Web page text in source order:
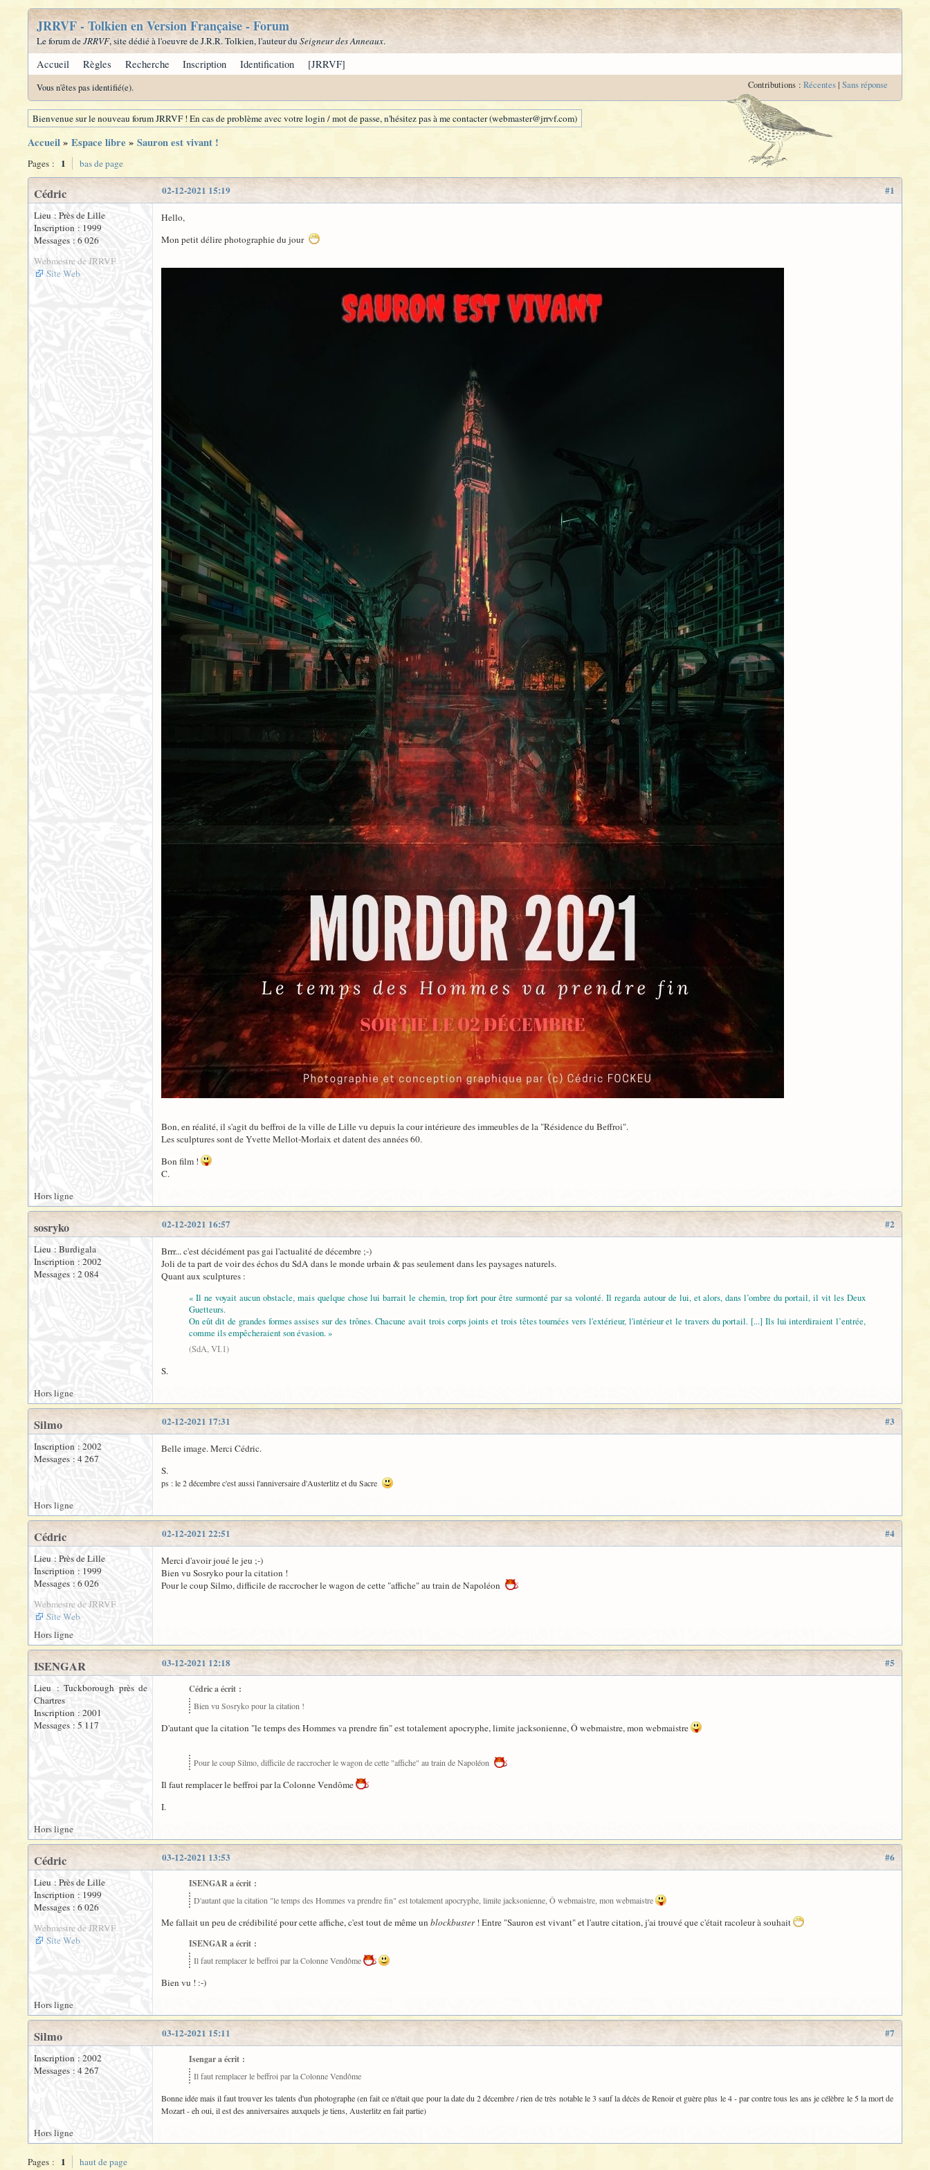
JRRVF - Tolkien en Version Française - Forum
Le forum deJRRVF, site dédié à l'oeuvre de J.R.R. Tolkien, l'auteur du Seigneur des Anneaux.
Accueil Règles Recherche Inscription Identification [JRRVF]
Vous n'êtes pas identifié(e). Contributions : Récentes| Sans réponse
Bienvenue sur le nouveau forum JRRVF ! En cas de problème avec votre login / mot de passe, n'hésitez pas à me contacter (webmaster@jrrvf.com)
Accueil» Espace libre » Sauron est vivant !
Pages : 1 bas de page
#1
02-12-2021 15:19
Cédric
Lieu : Près de Lille
Inscription : 1999
Messages : 6 026
Webmestre de JRRVF
Site Web
Hello,
Mon petit délire photographie du jour
Bon, en réalité, il s'agit du beffroi de la ville de Lille vu depuis la cour intérieure des immeubles de la "Résidence du Beffroi".
Les sculptures sont de Yvette Mellot-Morlaix et datent des années 60.
Bon film !
C.
Hors ligne
#2
02-12-2021 16:57
sosryko
Lieu : Burdigala
Inscription : 2002
Messages : 2 084
Brrr... c'est décidément pas gai l'actualité de décembre ;-)
Joli de ta part de voir des échos du SdA dans le monde urbain & pas seulement dans les paysages naturels.
Quant aux sculptures :
« Il ne voyait aucun obstacle, mais quelque chose lui barrait le chemin, trop fort pour être surmonté par sa volonté. Il regarda autour de lui, et alors, dans l’ombre du portail, il vit les Deux
Guetteurs.
On eût dit de grandes formes assises sur des trônes. Chacune avait trois corps joints et trois têtes tournées vers l'extérieur, l'intérieur et le travers du portail. [...] Ils lui interdiraient l’entrée,
comme ils empêcheraient son évasion. »
(SdA, VI.1)
S.
Hors ligne
#3
02-12-2021 17:31
Silmo
Inscription : 2002
Messages : 4 267
Belle image. Merci Cédric.
S.
ps : le 2 décembre c'est aussi l'anniversaire d'Austerlitz et du Sacre
Hors ligne
#4
02-12-2021 22:51
Cédric
Lieu : Près de Lille
Inscription : 1999
Messages : 6 026
Webmestre de JRRVF
Site Web
Merci d'avoir joué le jeu ;-)
Bien vu Sosryko pour la citation !
Pour le coup Silmo, difficile de raccrocher le wagon de cette "affiche" au train de Napoléon
Hors ligne
#5
03-12-2021 12:18
ISENGAR
Lieu : Tuckborough près de
Chartres
Inscription : 2001
Messages : 5 117
Cédric a écrit :
Bien vu Sosryko pour la citation !
D'autant que la citation "le temps des Hommes va prendre fin" est totalement apocryphe, limite jacksonienne, Ô webmaistre, mon webmaistre
Pour le coup Silmo, difficile de raccrocher le wagon de cette "affiche" au train de Napoléon
Il faut remplacer le beffroi par la Colonne Vendôme
I.
Hors ligne
#6
03-12-2021 13:53
Cédric
Lieu : Près de Lille
Inscription : 1999
Messages : 6 026
Webmestre de JRRVF
Site Web
ISENGAR a écrit :
D'autant que la citation "le temps des Hommes va prendre fin" est totalement apocryphe, limite jacksonienne, Ô webmaistre, mon webmaistre
Me fallait un peu de crédibilité pour cette affiche, c'est tout de même unblockbuster! Entre "Sauron est vivant" et l'autre citation, j'ai trouvé que c'était racoleur à souhait
ISENGAR a écrit :
Il faut remplacer le beffroi par la Colonne Vendôme
Bien vu ! :-)
Hors ligne
#7
03-12-2021 15:11
Silmo
Inscription : 2002
Messages : 4 267
Isengar a écrit :
Il faut remplacer le beffroi par la Colonne Vendôme
Bonne idée mais il faut trouver les talents d'un photographe (en fait ce n'était que pour la date du 2 décembre / rien de très notable le 3 sauf la décès de Renoir et guère plus le 4 - par contre tous les ans je célèbre le 5 la mort de
Mozart - eh oui, il est des anniversaires auxquels je tiens, Austerlitz en fait partie)
Hors ligne
Pages : 1 haut de page